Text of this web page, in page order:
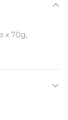
x 70g,